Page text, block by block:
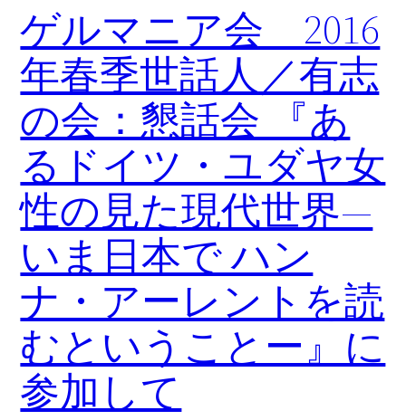
ゲルマニア会 2016
年春季世話人／有志
の会：懇話会 『あ
るドイツ・ユダヤ女
性の見た現代世界―
いま日本で ハン
ナ・アーレントを読
むということー』に
参加して